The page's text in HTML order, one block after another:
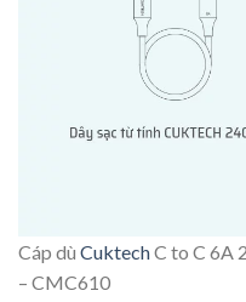
Cáp dù CuktechC to C 6A
– CMC610